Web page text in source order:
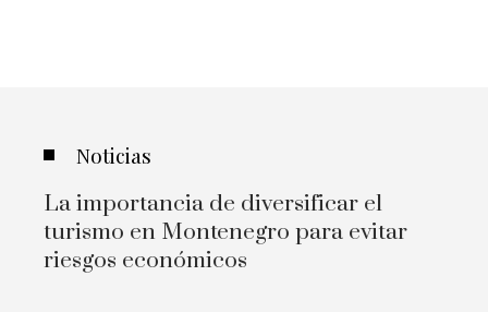
Noticias
La importancia de diversificar el
turismo en Montenegro para evitar
riesgos económicos